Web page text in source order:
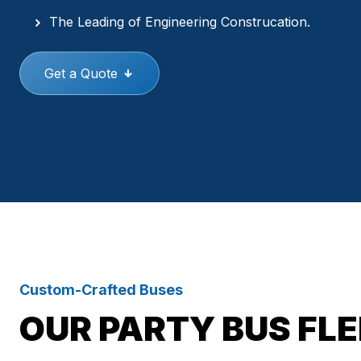
The Leading of Engineering Construcation.
Get a Quote
Custom-Crafted Buses
OUR PARTY BUS